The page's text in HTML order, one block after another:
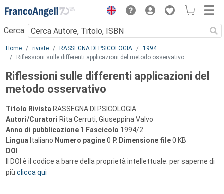
Menu
Cerca:
Main content
Home riviste RASSEGNA DI PSICOLOGIA
1994
Riflessioni sulle differenti applicazioni del metodo osservativo
Riflessioni sulle differenti applicazioni del
metodo osservativo
Titolo Rivista RASSEGNA DI PSICOLOGIA
Autori/Curatori Rita Cerruti, Giuseppina Valvo
Anno di pubblicazione 1 Fascicolo 1994/2
Lingua Italiano Numero pagine0 P. Dimensione file0 KB
DOI
Il DOI è il codice a barre della proprietà intellettuale: per saperne di
più clicca qui